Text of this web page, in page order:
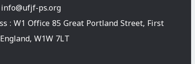
info@ufjf-ps.org
: W1 Office 85 Great Portland Street, First
W1W 7LT